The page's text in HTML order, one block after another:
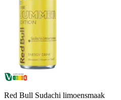
Red Bull Sudachi limoensmaak